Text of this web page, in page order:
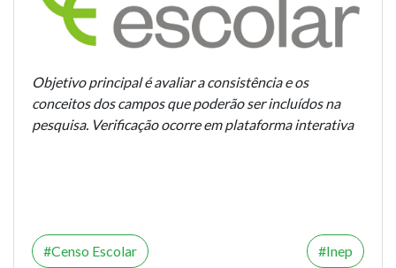
Objetivo principal é avaliar a consistência e os
conceitos dos campos que poderão ser incluídos na
pesquisa. Verificação ocorre em plataforma interativa
Censo Escolar Inep